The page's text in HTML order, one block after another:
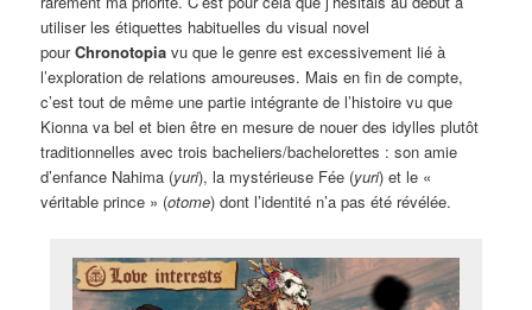
utiliser les étiquettes habituelles du visual novel
pourChronotopia vu que le genre est excessivement lié à
l’exploration de relations amoureuses. Mais en fin de compte,
c’est tout de même une partie intégrante de l’histoire vu que
Kionna va bel et bien être en mesure de nouer des idylles plutôt
traditionnelles avec trois bacheliers/bachelorettes : son amie
d’enfance Nahima (yuri), la mystérieuse Fée (yuri) et le «
véritable prince » (otome) dont l’identité n’a pas été révélée.